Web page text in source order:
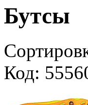
Бутсы
Код: